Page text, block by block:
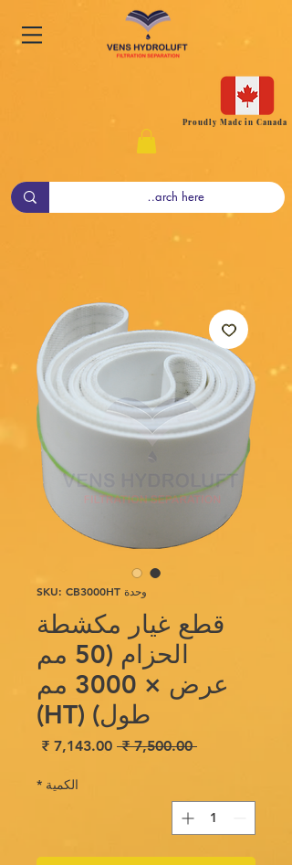
Proudly Made in Canada
وحدة SKU: CB3000HT
قطع غيار مكشطة
الحزام (50 مم
عرض × 3000 مم
طول) (HT)
‏7,500.00 ₹
سعر
الكمية *